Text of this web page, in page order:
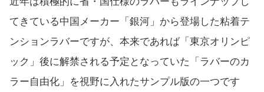
てきている中国メーカー「銀河」から登場した粘着テ
ンションラバーですが、本来であれば「東京オリンピ
ック」後に解禁される予定となっていた「ラバーのカ
ラー自由化」を視野に入れたサンプル版の一つです